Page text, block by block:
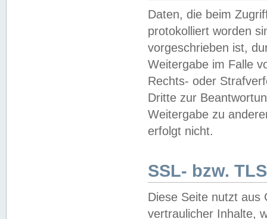
Daten, die beim
protokolliert worden
vorgeschrieben ist,
Weitergabe im Falle
Rechts- oder
Dritte zur
Weitergabe zu
erfolgt nicht.
SSL- bzw.
Diese Seite nutzt aus
vertraulicher Inhalte,